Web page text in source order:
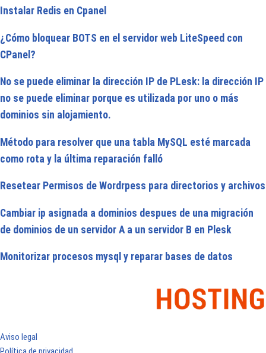
Instalar Redis en Cpanel
¿Cómo bloquear BOTS en el servidor web LiteSpeed con
CPanel?
No se puede eliminar la dirección IP de PLesk: la dirección IP
no se puede eliminar porque es utilizada por uno o más
dominios sin alojamiento.
Método para resolver que una tabla MySQL esté marcada
como rota y la última reparación falló
Resetear Permisos de Wordrpess para directorios y archivos
Cambiar ip asignada a dominios despues de una migración
de dominios de un servidor A a un servidor B en Plesk
Monitorizar procesos mysql y reparar bases de datos
Aviso legal